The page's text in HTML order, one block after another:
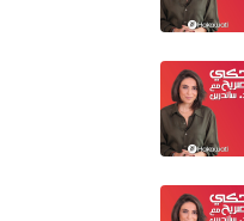
👍
AhmedM26
وبين
الممارسة